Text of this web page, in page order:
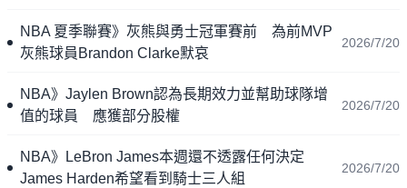
NBA 夏季聯賽》灰熊與勇士冠軍賽前 為前MVP
灰熊球員Brandon Clarke默哀
2026/7/20
NBA》Jaylen Brown認為長期效力並幫助球隊增
值的球員 應獲部分股權
2026/7/20
NBA》LeBron James本週還不透露任何決定
James Harden希望看到騎士三人組
2026/7/20